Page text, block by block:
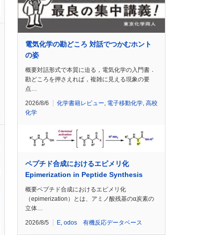
電気化学の勘どころ 対話でつかむホント
の姿
概要対話形式で本質に迫る，電気化学の入門書．
勘どころを押さえれば，複雑に見える現象の要
点…
2026/8/6 化学書籍レビュー 電子移動化学 高校
化学
ペプチド合成におけるエピメリ化
Epimerization in Peptide Synthesis
概要ペプチド合成におけるエピメリ化
（epimerization）とは、アミノ酸残基のα炭素の
立体…
2026/8/5 E odos 有機反応データベース